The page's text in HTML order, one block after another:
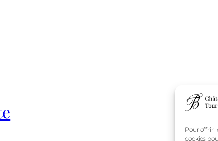
Pour offrir
cookies